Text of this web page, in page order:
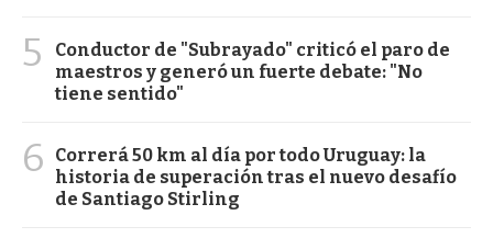
5
Conductor de "Subrayado" criticó el paro de
maestros y generó un fuerte debate: "No
tiene sentido"
6
Correrá 50 km al día por todo Uruguay: la
historia de superación tras el nuevo desafío
de Santiago Stirling